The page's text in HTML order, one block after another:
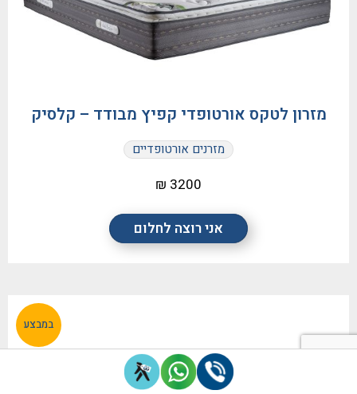
אני רוצה לחלום
מזרון לטקס אורטופדי קפיץ מבודד – קלסיק
מזרנים אורטופדיים
3200 ₪
במבצע